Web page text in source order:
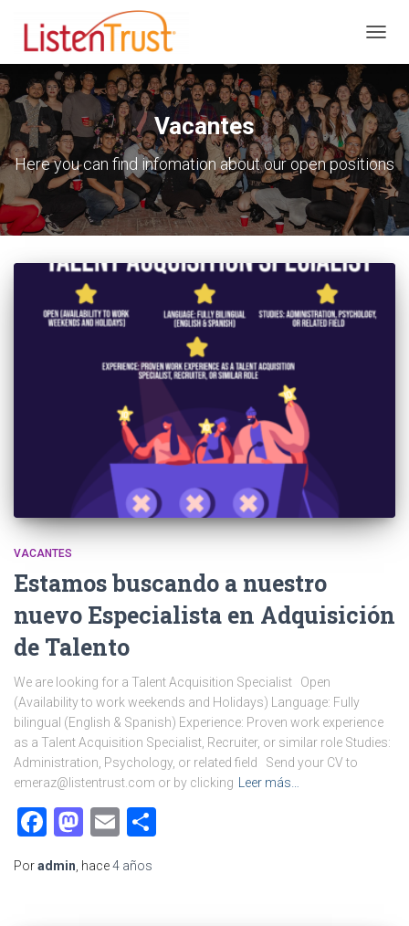
MODO
Vacantes
Here you can find infomation about our open positions
VACANTES
Estamos buscando a nuestro
nuevo Especialista en Adquisición
de Talento
We are looking for a Talent Acquisition Specialist Open
(Availability to work weekends and Holidays) Language: Fully
bilingual (English & Spanish) Experience: Proven work experience
as a Talent Acquisition Specialist, Recruiter, or similar role Studies:
Administration, Psychology, or related field Send your CV to
emeraz@listentrust.com or by clicking
Leer más…
Facebook
Mastodon
Email
Poradmin , hace4 años